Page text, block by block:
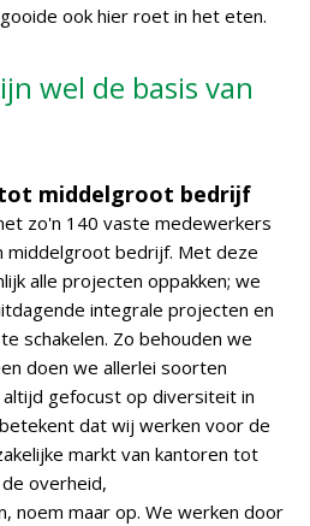
ook hier roet in het eten.
wel de basis van
tot middelgroot bedrijf
zo'n 140 vaste medewerkers
middelgroot bedrijf. Met deze
alle projecten oppakken; we
integrale projecten en
schakelen. Zo behouden we
doen we allerlei soorten
gefocust op diversiteit in
dat wij werken voor de
markt van kantoren tot
overheid,
noem maar op. We werken door